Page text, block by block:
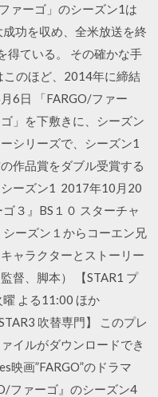
ァーゴ」のシーズン1は
功を収め、全米放送を終
得ている。 その確かな手
このほど、2014年に締結
6日 「FARGO/ファー
」を下敷きに、シーズン
シリーズで、シーズン1
作品賞をダブル受賞する
ーズン1 2017年10月20
３』BS１０ スターチャ
ーズン１からコーエン兄
ャラクターとストーリー
督、脚本） 【STAR1 プ
よる11:00 ほか
吹替専門】 このプレ
イルがダウンロードでき
映画”FARGO”のドラマ
ファーゴ』のシーズン4